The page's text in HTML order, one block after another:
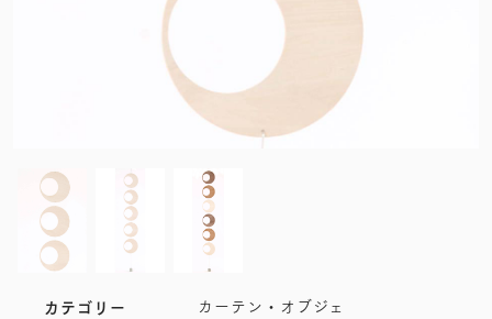
カテゴリー カーテン・オブジェ